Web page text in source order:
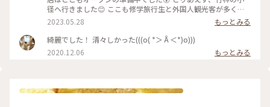
径へ行きました😊 ここも修学旅行生と外国人観光客が多く、
特に中国系の方の声が竹林の中に響いていました🤫 竹林の小
径には人力車専用の道が整備されており、外国人観光客を乗せ
た人力車に出会いました😄 #私のことりっぷ旅 #京都 #竹林の
小径 #人力車 令和５年５月21日撮影
2023.05.28
もっとみる
綺麗でした！ 清々しかった(((o( *＞Å＜*)o)))
2020.12.06
もっとみる